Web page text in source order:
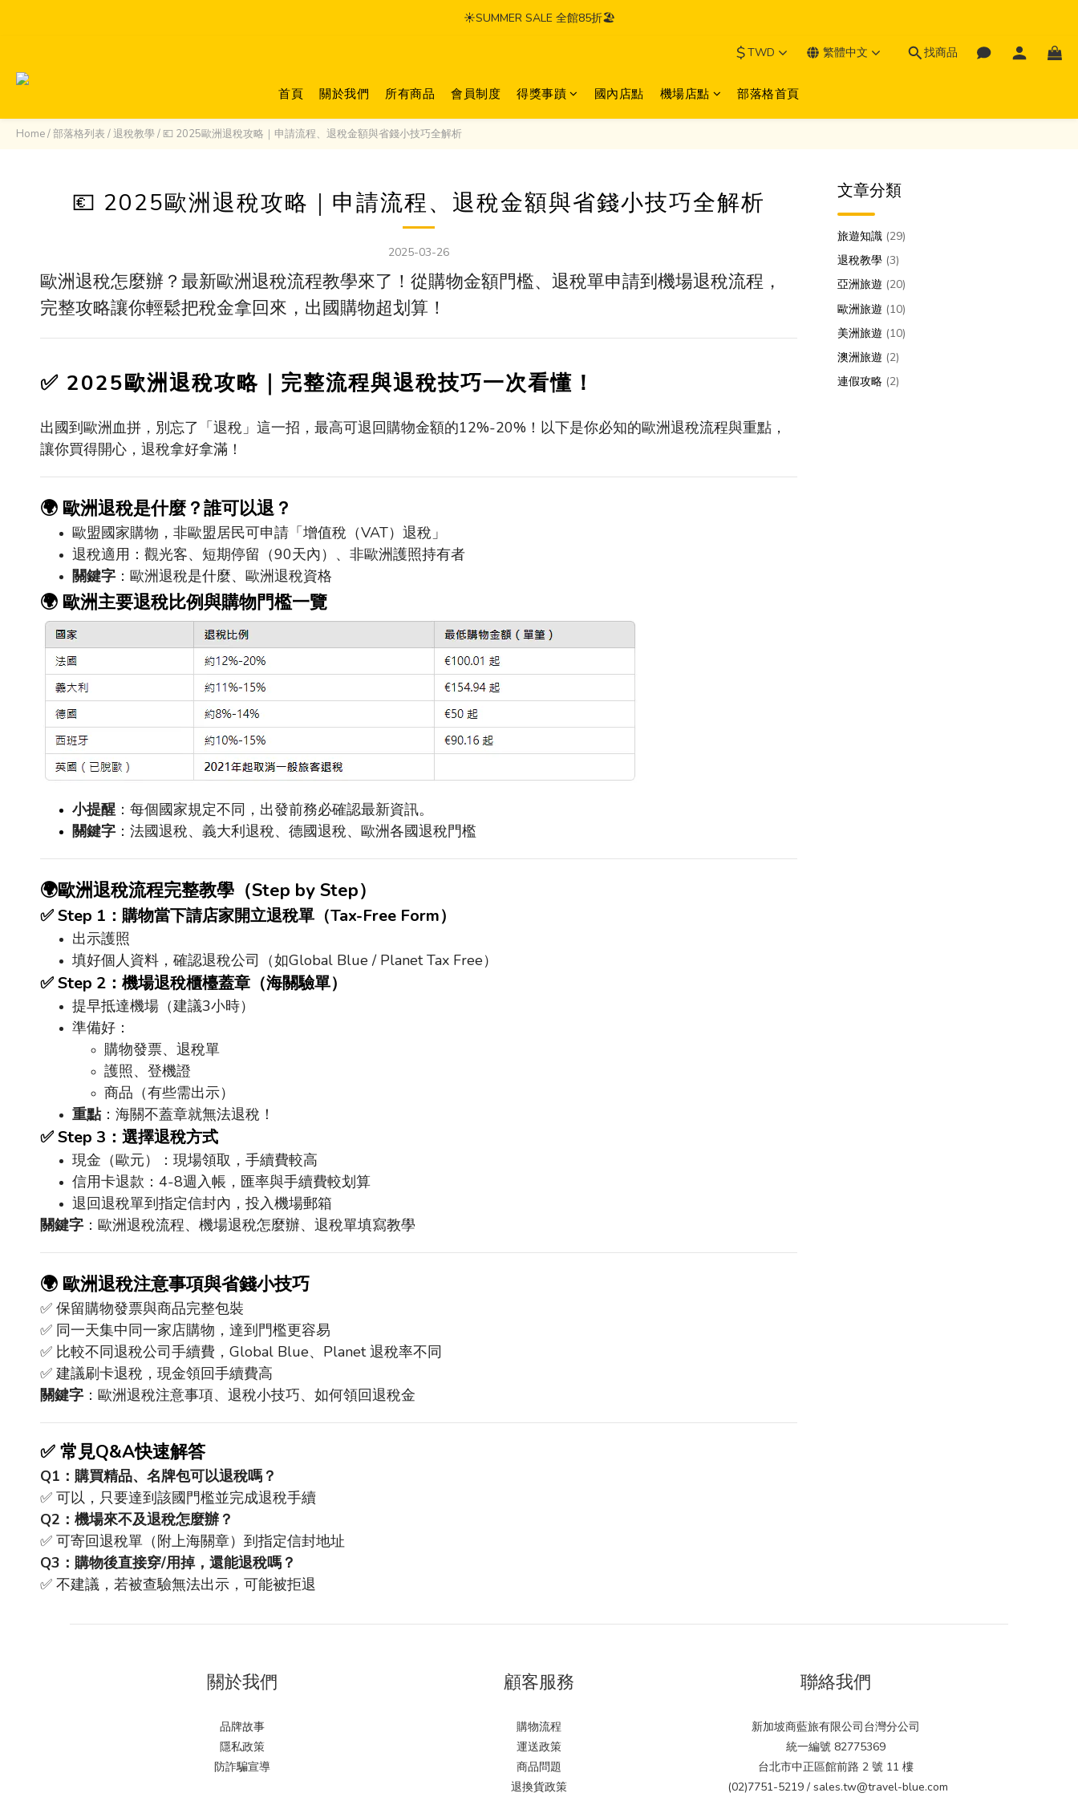
☀️SUMMER SALE 全館85折🏖️
$TWD 繁體中文 找商品
首頁 關於我們 所有商品 會員制度 得獎事蹟 國內店點 機場店點 部落格首頁
Home/部落格列表 /退稅教學/ 💶 2025歐洲退稅攻略｜申請流程、退稅金額與省錢小技巧全解析
💶 2025歐洲退稅攻略｜申請流程、退稅金額與省錢小技巧全解析
2025-03-26
歐洲退稅怎麼辦？最新歐洲退稅流程教學來了！從購物金額門檻、退稅單申請到機場退稅流程，
完整攻略讓你輕鬆把稅金拿回來，出國購物超划算！
✅ 2025歐洲退稅攻略｜完整流程與退稅技巧一次看懂！
出國到歐洲血拼，別忘了「退稅」這一招，最高可退回購物金額的12%-20% ！以下是你必知的歐洲退稅流程與重點，
讓你買得開心，退稅拿好拿滿！
🌍 歐洲退稅是什麼？誰可以退？
歐盟國家購物，非歐盟居民可申請「增值稅（VAT）退稅」
退稅適用：觀光客、短期停留（90天內）、非歐洲護照持有者
關鍵字 ：歐洲退稅是什麼、歐洲退稅資格
🌍 歐洲主要退稅比例與購物門檻一覽
小提醒：每個國家規定不同，出發前務必確認最新資訊。
關鍵字 ：法國退稅、義大利退稅、德國退稅、歐洲各國退稅門檻
🌍歐洲退稅流程完整教學（Step by Step）
✅Step 1 ：購物當下請店家開立退稅單（Tax-Free Form）
出示護照
填好個人資料，確認退稅公司（如Global Blue / Planet Tax Free）
✅Step 2 ：機場退稅櫃檯蓋章（海關驗單）
提早抵達機場（建議3小時）
準備好：
購物發票、退稅單
護照、登機證
商品（有些需出示）
重點：海關不蓋章就無法退稅！
✅Step 3 ：選擇退稅方式
現金（歐元）：現場領取，手續費較高
信用卡退款： 4-8週入帳，匯率與手續費較划算
退回退稅單到指定信封內，投入機場郵箱
關鍵字 ：歐洲退稅流程、機場退稅怎麼辦、退稅單填寫教學
🌍 歐洲退稅注意事項與省錢小技巧
✅ 保留購物發票與商品完整包裝
✅ 同一天集中同一家店購物，達到門檻更容易
✅ 比較不同退稅公司手續費， Global Blue、 Planet退稅率不同
✅ 建議刷卡退稅，現金領回手續費高
關鍵字 ：歐洲退稅注意事項、退稅小技巧、如何領回退稅金
✅ 常見Q&A快速解答
Q1 ：購買精品、名牌包可以退稅嗎？
✅ 可以，只要達到該國門檻並完成退稅手續
Q2 ：機場來不及退稅怎麼辦？
✅ 可寄回退稅單（附上海關章）到指定信封地址
Q3 ：購物後直接穿/用掉，還能退稅嗎？
✅ 不建議，若被查驗無法出示，可能被拒退
文章分類
旅遊知識 (29)
退稅教學 (3)
亞洲旅遊 (20)
歐洲旅遊 (10)
美洲旅遊 (10)
澳洲旅遊 (2)
連假攻略 (2)
關於我們
品牌故事
隱私政策
防詐騙宣導
顧客服務
購物流程
運送政策
商品問題
退換貨政策
聯絡我們
新加坡商藍旅有限公司台灣分公司
統一編號 82775369
台北市中正區館前路 2 號 11 樓
(02)7751-5219 / sales.tw@travel-blue.com